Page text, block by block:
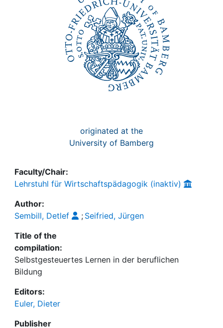
originated at the
University of Bamberg
Faculty/Chair:
Lehrstuhl für Wirtschaftspädagogik (inaktiv)
Author:
Sembill, Detlef
; Seifried, Jürgen
Title of the
compilation:
Selbstgesteuertes Lernen in der beruflichen
Bildung
Editors:
Euler, Dieter
Publisher